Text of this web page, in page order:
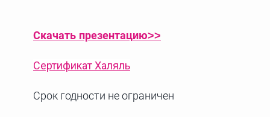
Скачать презентацию>>
Сертификат Халяль
Срок годности не ограничен